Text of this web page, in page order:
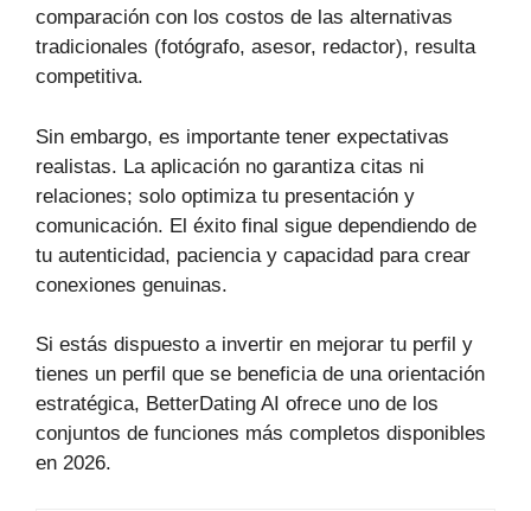
comparación con los costos de las alternativas
tradicionales (fotógrafo, asesor, redactor), resulta
competitiva.
Sin embargo, es importante tener expectativas
realistas. La aplicación no garantiza citas ni
relaciones; solo optimiza tu presentación y
comunicación. El éxito final sigue dependiendo de
tu autenticidad, paciencia y capacidad para crear
conexiones genuinas.
Si estás dispuesto a invertir en mejorar tu perfil y
tienes un perfil que se beneficia de una orientación
estratégica, BetterDating AI ofrece uno de los
conjuntos de funciones más completos disponibles
en 2026.